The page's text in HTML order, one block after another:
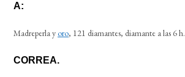
A:
Madreperla yoro, 121 diamantes, diamante a las 6 h.
CORREA.